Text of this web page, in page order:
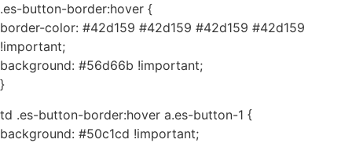
.es-button-border:hover {
border-color: #42d159 #42d159 #42d159 #42d159
!important;
background: #56d66b !important;
}
td .es-button-border:hover a.es-button-1 {
background: #50c1cd !important;